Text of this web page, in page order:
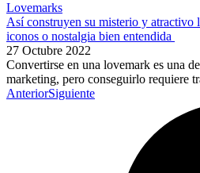
Lovemarks
Así construyen su misterio y atractivo
iconos o nostalgia bien entendida
27 Octubre 2022
Convertirse en una lovemark es una
marketing, pero conseguirlo requiere
AnteriorSiguiente